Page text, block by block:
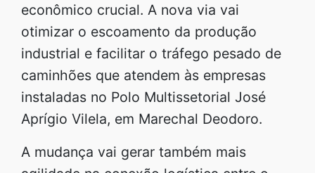
econômico crucial. A nova via vai
otimizar o escoamento da produção
industrial e facilitar o tráfego pesado de
caminhões que atendem às empresas
instaladas no Polo Multissetorial José
Aprígio Vilela, em Marechal Deodoro.
A mudança vai gerar também mais